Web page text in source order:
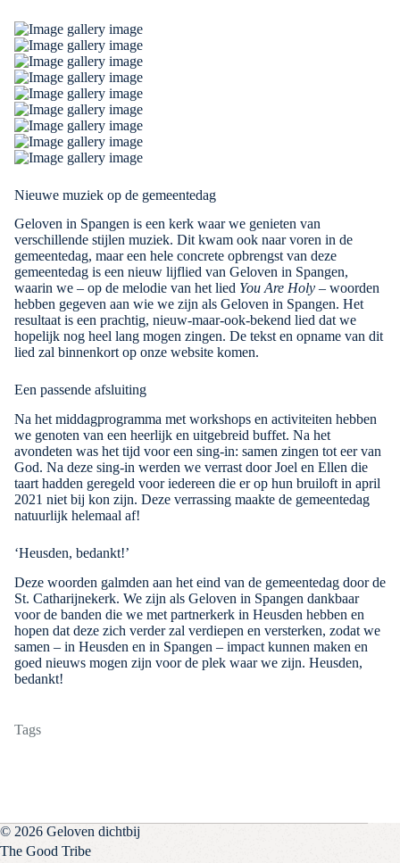
Nieuwe muziek op de gemeentedag
Geloven in Spangen is een kerk waar we genieten van
verschillende stijlen muziek. Dit kwam ook naar voren in de
gemeentedag, maar een hele concrete opbrengst van deze
gemeentedag is een nieuw lijflied van Geloven in Spangen,
waarin we – op de melodie van het lied You Are Holy – woorden
hebben gegeven aan wie we zijn als Geloven in Spangen. Het
resultaat is een prachtig, nieuw-maar-ook-bekend lied dat we
hopelijk nog heel lang mogen zingen. De tekst en opname van dit
lied zal binnenkort op onze website komen.
Een passende afsluiting
Na het middagprogramma met workshops en activiteiten hebben
we genoten van een heerlijk en uitgebreid buffet. Na het
avondeten was het tijd voor een sing-in: samen zingen tot eer van
God. Na deze sing-in werden we verrast door Joel en Ellen die
taart hadden geregeld voor iedereen die er op hun bruiloft in april
2021 niet bij kon zijn. Deze verrassing maakte de gemeentedag
natuurlijk helemaal af!
‘Heusden, bedankt!’
Deze woorden galmden aan het eind van de gemeentedag door de
St. Catharijnekerk. We zijn als Geloven in Spangen dankbaar
voor de banden die we met partnerkerk in Heusden hebben en
hopen dat deze zich verder zal verdiepen en versterken, zodat we
samen – in Heusden en in Spangen – impact kunnen maken en
goed nieuws mogen zijn voor de plek waar we zijn. Heusden,
bedankt!
Tags
© 2026 Geloven dichtbij
The Good Tribe